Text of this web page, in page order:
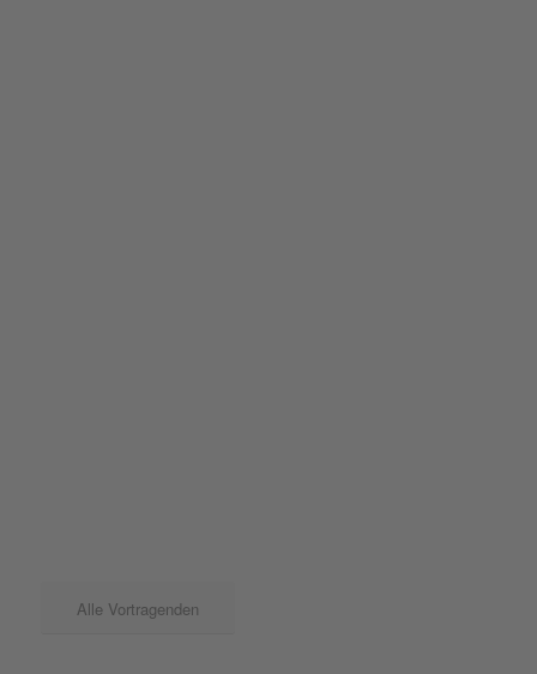
Alle Vortragenden